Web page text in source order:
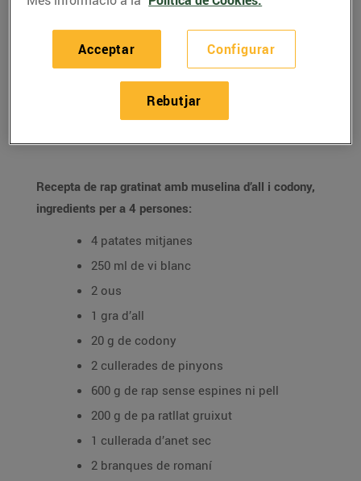
Recepta de rap gratinat
amb muselina d’all i
codony
Recepta de rap gratinat amb muselina d’all i codony,
ingredients per a 4 persones:
4 patates mitjanes
250 ml de vi blanc
2 ous
1 gra d’all
20 g de codony
2 cullerades de pinyons
600 g de rap sense espines ni pell
200 g de pa ratllat gruixut
1 cullerada d’anet sec
2 branques de romaní
Configurar
Rebutjar
Acceptar